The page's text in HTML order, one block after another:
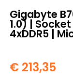
Gigabyte
1.0) | Socket
4xDDR5 |
€ 213,35